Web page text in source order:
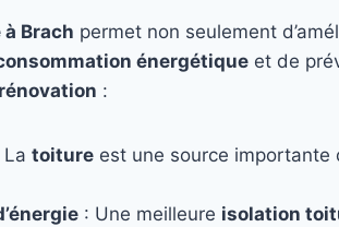
Brach permet non seulement
énergétique et de
:
La toiture est une source importante
: Une meilleure isolation